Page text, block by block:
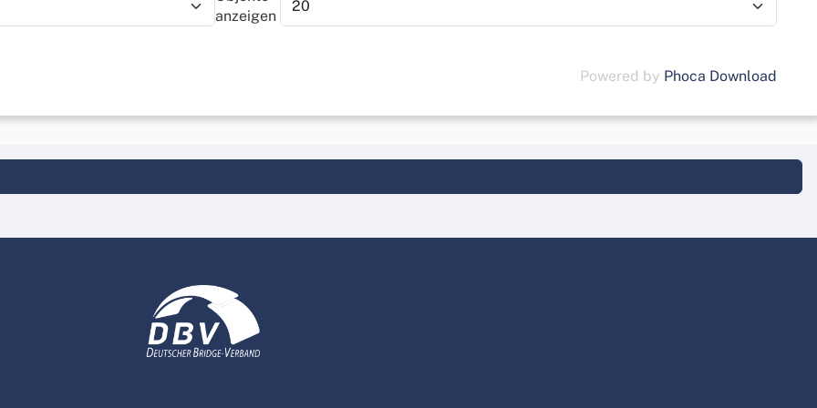
anzeigen
Powered by Phoca Download